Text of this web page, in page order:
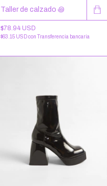
Taller de calzado ꩜
$78.94 USD
$63.15 USDcon Transferencia bancaria